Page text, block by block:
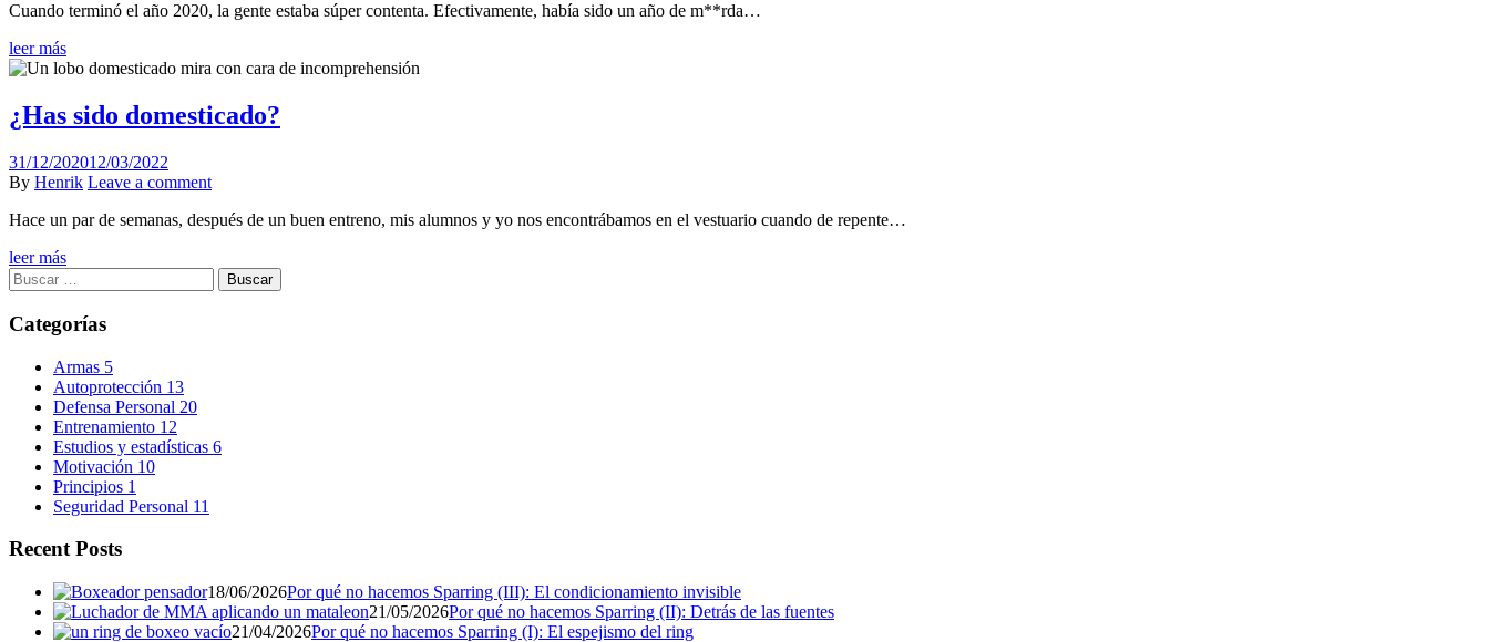
Cuando terminó el año 2020, la gente estaba súper contenta. Efectivamente, había sido un año de m**rda…
leer más
¿Has sido domesticado?
Posted
on
31/12/202012/03/2022
Author
By Henrik Leave a comment
Hace un par de semanas, después de un buen entreno, mis alumnos y yo nos encontrábamos en el vestuario cuando de repente…
leer más
Buscar:
Categorías
Armas 5
Autoprotección 13
Defensa Personal 20
Entrenamiento 12
Estudios y estadísticas 6
Motivación 10
Principios 1
Seguridad Personal 11
Recent Posts
18/06/2026Por qué no hacemos Sparring (III): El condicionamiento invisible
21/05/2026Por qué no hacemos Sparring (II): Detrás de las fuentes
21/04/2026Por qué no hacemos Sparring (I): El espejismo del ring